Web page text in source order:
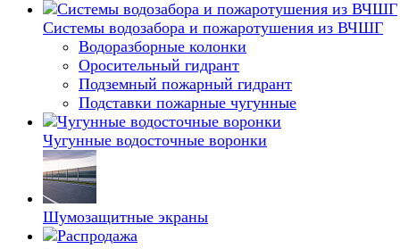
Системы водозабора и пожаротушения из ВЧШГ
Водоразборные колонки
Оросительный гидрант
Подземный пожарный гидрант
Подставки пожарные чугунные
Чугунные водосточные воронки
Шумозащитные экраны